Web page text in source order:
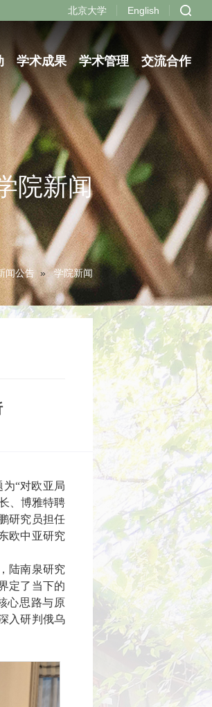
北京大学 English
学术成果 学术管理 交流合作
院新闻
闻公告 » 学院新闻
“对欧亚局
、博雅特聘
研究员担任
欧中亚研究
陆南泉研究
定了当下的
心思路与原
入研判俄乌